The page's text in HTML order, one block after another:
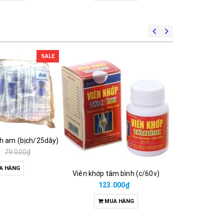
SALE
am (bịch/25dây)
79.000₫
HÀNG
Viên khớp tâm bình (c/60v)
123.000₫
MUA HÀNG